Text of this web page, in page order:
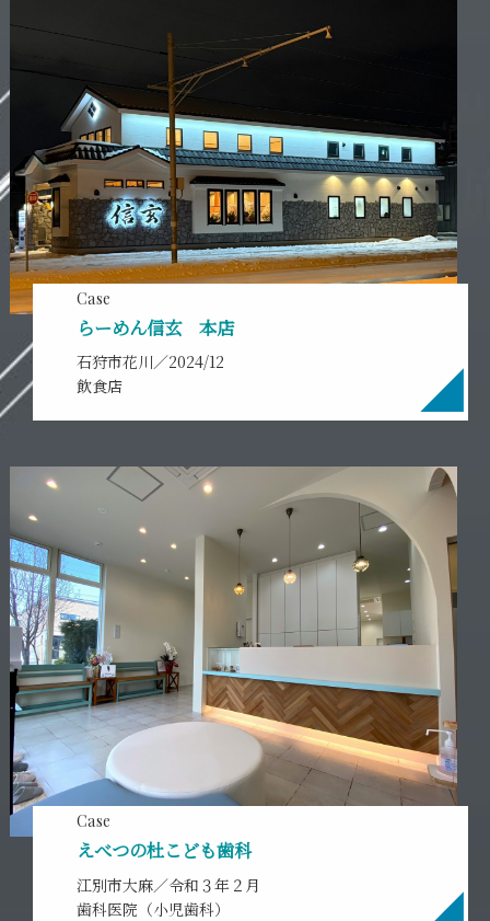
Case
らーめん信玄 本店
石狩市花川／2024/12
飲食店
Case
えべつの杜こども歯科
江別市大麻／令和３年２月
歯科医院（小児歯科）